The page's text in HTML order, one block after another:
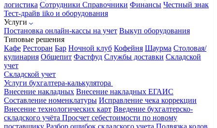
логистика Сотрудники Справочники Финансы Честный знак
Тест-драйв iiko и оборудования
Услуги
Постановка онлайн-кассы на учет Выкуп оборудования
Типовые решения
Кафе Ресторан Бар Ночной клуб Кофейня Шаурма Столовая/
кулинария Общепит Фастфуд Службы доставки Складской
учет
Складской учет
Услуги бухгалтера-калькулятора
Внесение накладных Внесение накладных ЕГАИС
Составление номенклатуры Исправление чека коррекции
Внесение технологических карт Введение бухгалтерско-
складского учёта Просчет себестоимости по новому
поставщику Разбор ошибок складского учета Подвязка кодов